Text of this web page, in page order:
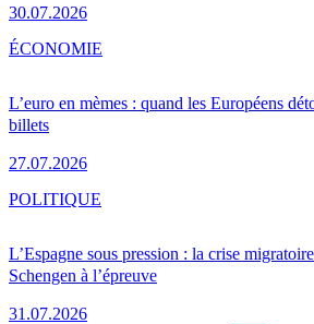
30.07.2026
L’euro en mèmes : quand les Européens
billets
27.07.2026
ÉCONOMIE
L’Espagne sous pression : la crise
Schengen à l’épreuve
31.07.2026
POLITIQUE